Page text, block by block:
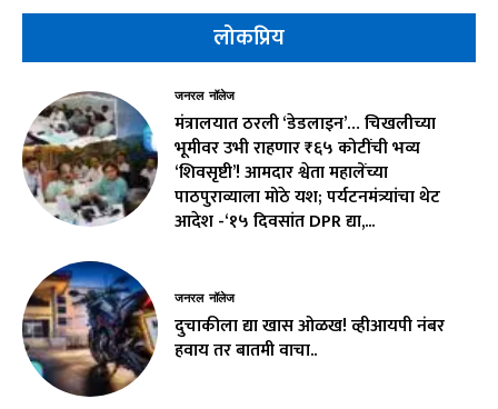
लोकप्रिय
जनरल नॉलेज
मंत्रालयात ठरली ‘डेडलाइन’… चिखलीच्या
भूमीवर उभी राहणार ₹६५ कोटींची भव्य
‘शिवसृष्टी’! आमदार श्वेता महालेंच्या
पाठपुराव्याला मोठे यश; पर्यटनमंत्र्यांचा थेट
आदेश -‘१५ दिवसांत DPR द्या,...
जनरल नॉलेज
दुचाकीला द्या खास ओळख! व्हीआयपी नंबर
हवाय तर बातमी वाचा..